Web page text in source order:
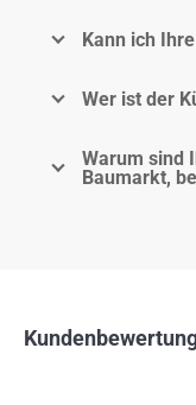
Kann ich
Wer ist der
Warum sind
Baumarkt,